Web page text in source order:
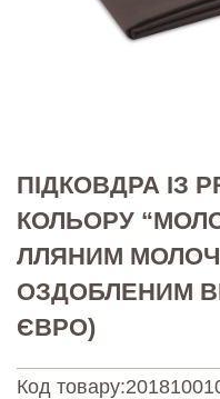
ПІДКОВДРА ІЗ
КОЛЬОРУ
ЛЛЯНИМ
ОЗДОБЛЕНИМ
ЄВРО)
Код товару: